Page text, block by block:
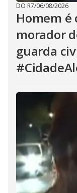
DO R7/06/08/2026
Homem
morador
guarda